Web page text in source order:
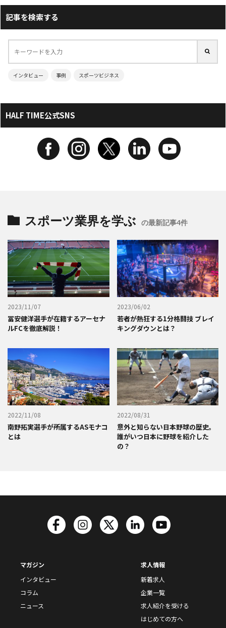
記事を検索する
インタビュー 事例 スポーツビジネス
HALF TIME公式SNS
スポーツ業界を学ぶ の最新記事4件
2023/11/07
冨安健洋選手が在籍するアーセナ
ルFCを徹底解説！
2023/06/02
若者が熱狂する1分格闘技 ブレイ
キングダウンとは？
2022/11/08
南野拓実選手が所属するASモナコ
とは
2022/08/31
意外と知らない日本野球の歴史。
誰がいつ日本に野球を紹介した
の？
マガジン
インタビュー
コラム
ニュース
求人情報
新着求人
企業一覧
求人紹介を受ける
はじめての方へ